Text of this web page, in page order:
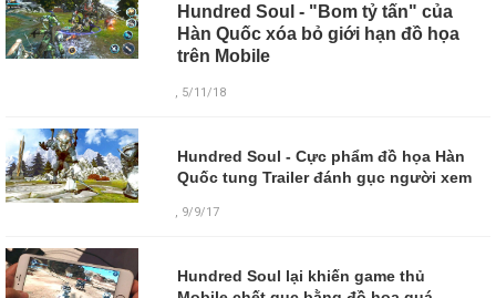
Hundred Soul - "Bom tỷ tấn" của
Hàn Quốc xóa bỏ giới hạn đồ họa
trên Mobile
, 5/11/18
Hundred Soul - Cực phẩm đồ họa Hàn
Quốc tung Trailer đánh gục người xem
, 9/9/17
Hundred Soul lại khiến game thủ